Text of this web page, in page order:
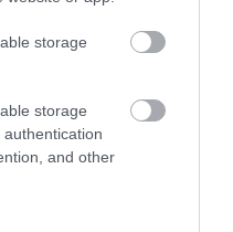
storage
storage
and other
ζητούν…
σε δρόμους